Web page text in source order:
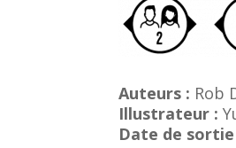
Auteurs : Rob
Illustrateur :
Date de sortie